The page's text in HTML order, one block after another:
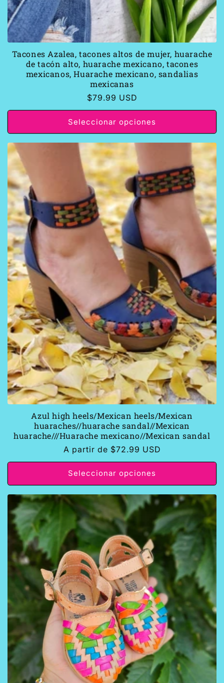
Tacones Azalea, tacones altos de mujer, huarache
de tacón alto, huarache mexicano, tacones
mexicanos, Huarache mexicano, sandalias
mexicanas
Precio
habitual
$79.99 USD
Seleccionar opciones
Azul high heels/Mexican heels/Mexican
huaraches//huarache sandal//Mexican
huarache///Huarache mexicano//Mexican sandal
Precio
habitual
A partir de $72.99 USD
Seleccionar opciones